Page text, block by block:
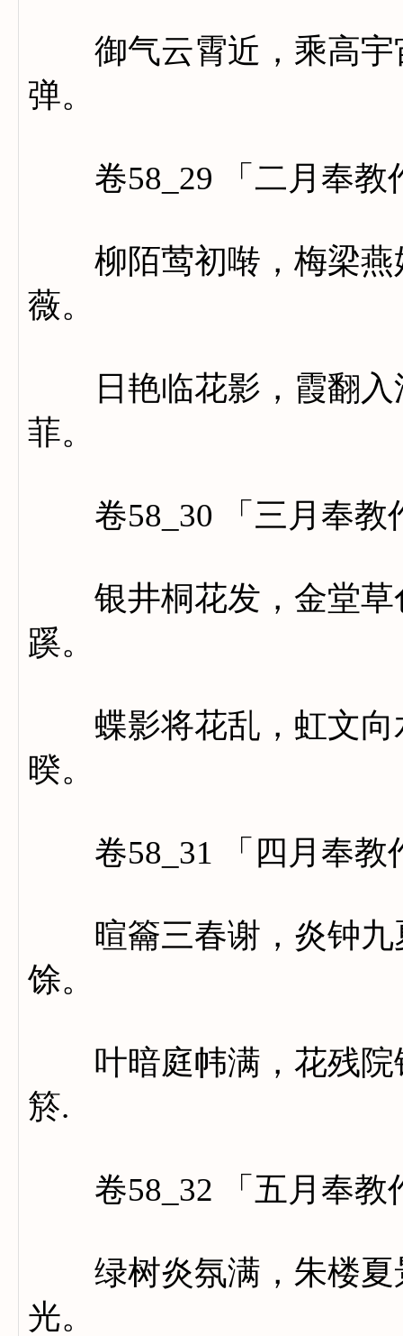
御气云霄近，乘高宇
弹。
卷58_29 「二月奉教
柳陌莺初啭，梅梁燕
薇。
日艳临花影，霞翻入
菲。
卷58_30 「三月奉教
银井桐花发，金堂草
蹊。
蝶影将花乱，虹文向
暌。
卷58_31 「四月奉教
暄籥三春谢，炎钟九
馀。
叶暗庭帏满，花残院
箊.
卷58_32 「五月奉教
绿树炎氛满，朱楼夏
光。